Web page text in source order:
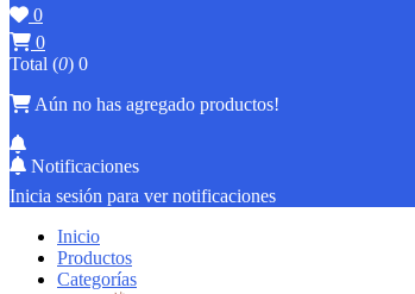
0
0
Total (0) 0
Aún no has agregado productos!
Notificaciones
Inicia sesión para ver notificaciones
Inicio
Productos
Categorías